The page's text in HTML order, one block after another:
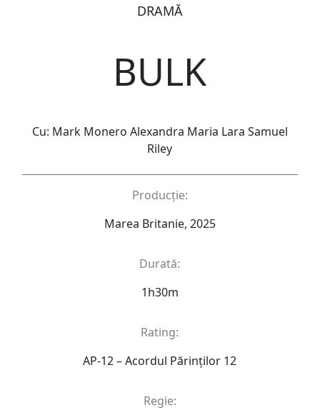
DRAMĂ
BULK
Cu: Mark Monero Alexandra Maria Lara Samuel
Riley
Producție:
Marea Britanie, 2025
Durată:
1h30m
Rating:
AP-12 – Acordul Părinţilor 12
Regie: